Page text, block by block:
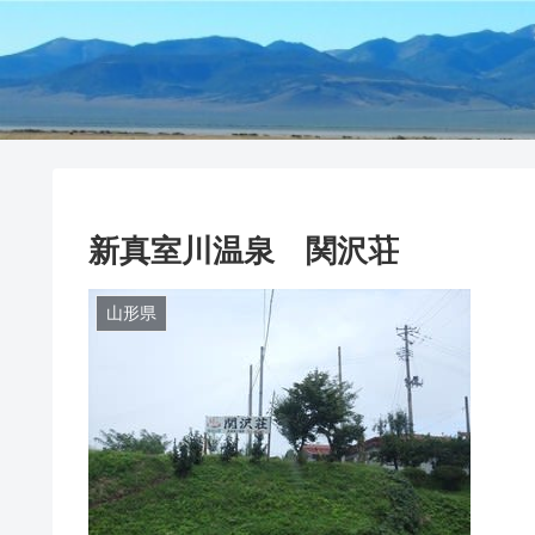
新真室川温泉 関沢荘
山形県